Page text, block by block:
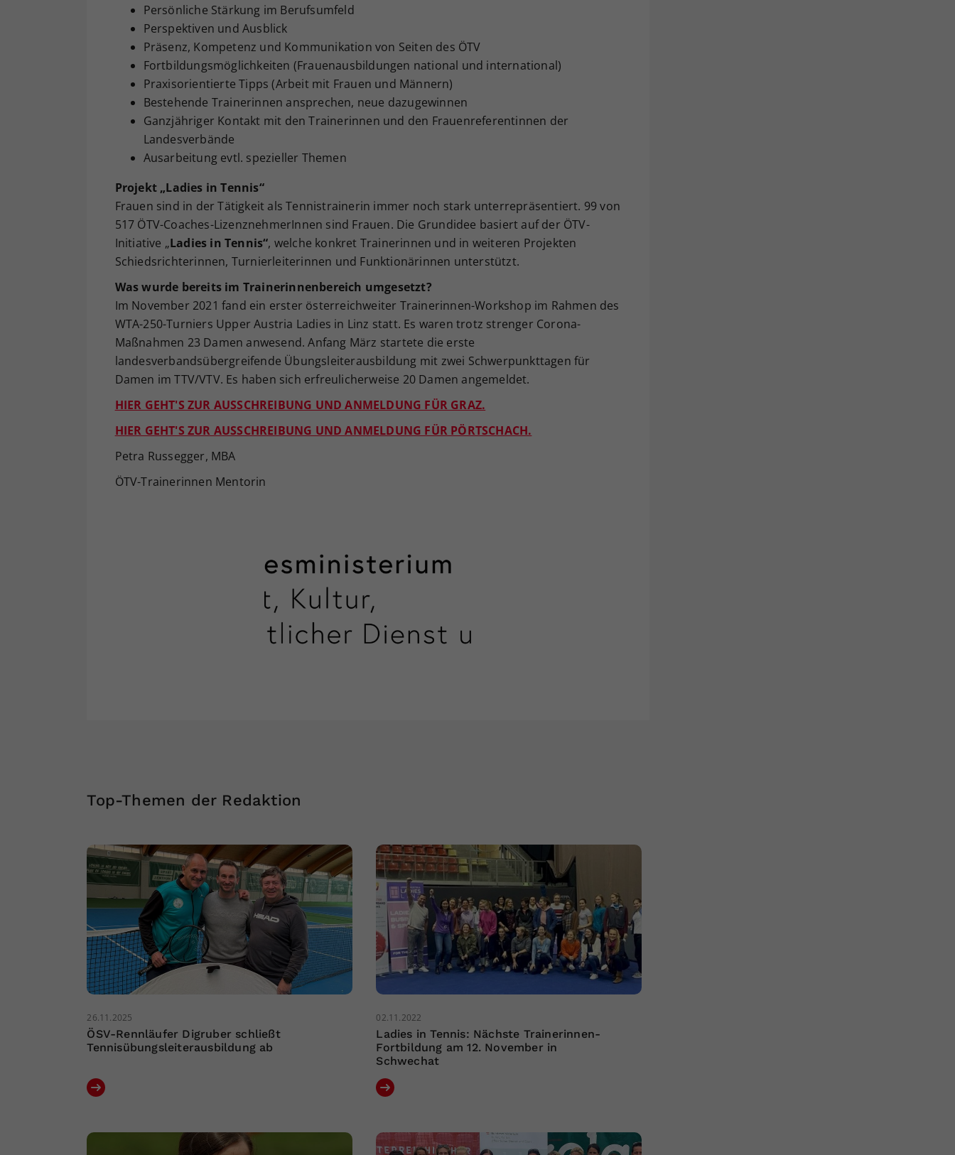
Persönliche Stärkung im Berufsumfeld
Perspektiven und Ausblick
Präsenz, Kompetenz und Kommunikation von Seiten des ÖTV
Fortbildungsmöglichkeiten (Frauenausbildungen national und international)
Praxisorientierte Tipps (Arbeit mit Frauen und Männern)
Bestehende Trainerinnen ansprechen, neue dazugewinnen
Ganzjähriger Kontakt mit den Trainerinnen und den Frauenreferentinnen der
Landesverbände
Ausarbeitung evtl. spezieller Themen
Projekt „Ladies in Tennis“
Frauen sind in der Tätigkeit als Tennistrainerin immer noch stark unterrepräsentiert. 99 von
517 ÖTV-Coaches-LizenznehmerInnen sind Frauen. Die Grundidee basiert auf der ÖTV-
Initiative „Ladies in Tennis“, welche konkret Trainerinnen und in weiteren Projekten
Schiedsrichterinnen, Turnierleiterinnen und Funktionärinnen unterstützt.
Was wurde bereits im Trainerinnenbereich umgesetzt?
Im November 2021 fand ein erster österreichweiter Trainerinnen-Workshop im Rahmen des
WTA-250-Turniers Upper Austria Ladies in Linz statt. Es waren trotz strenger Corona-
Maßnahmen 23 Damen anwesend. Anfang März startete die erste
landesverbandsübergreifende Übungsleiterausbildung mit zwei Schwerpunkttagen für
Damen im TTV/VTV. Es haben sich erfreulicherweise 20 Damen angemeldet.
HIER GEHT'S ZUR AUSSCHREIBUNG UND ANMELDUNG FÜR GRAZ.
HIER GEHT'S ZUR AUSSCHREIBUNG UND ANMELDUNG FÜR PÖRTSCHACH.
Petra Russegger, MBA
ÖTV-Trainerinnen Mentorin
Top-Themen der Redaktion
26.11.2025
ÖSV-Rennläufer Digruber schließt
Tennisübungsleiterausbildung ab
02.11.2022
Ladies in Tennis: Nächste Trainerinnen-
Fortbildung am 12. November in
Schwechat